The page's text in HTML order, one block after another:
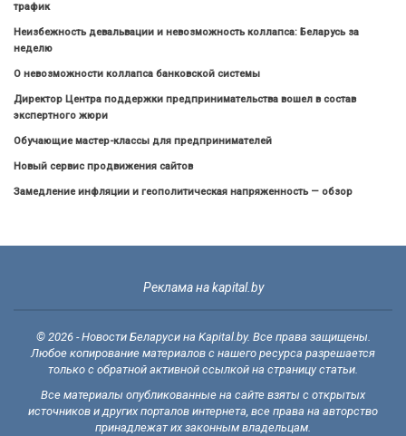
трафик
Неизбежность девальвации и невозможность коллапса: Беларусь за
неделю
О невозможности коллапса банковской системы
Директор Центра поддержки предпринимательства вошел в состав
экспертного жюри
Обучающие мастер-классы для предпринимателей
Новый сервис продвижения сайтов
Замедление инфляции и геополитическая напряженность — обзор
Реклама на kapital.by
© 2026 - Новости Беларуси на Kapital.by. Все права защищены.
Любое копирование материалов с нашего ресурса разрешается
только с обратной активной ссылкой на страницу статьи.
Все материалы опубликованные на сайте взяты с открытых
источников и других порталов интернета, все права на авторство
принадлежат их законным владельцам.